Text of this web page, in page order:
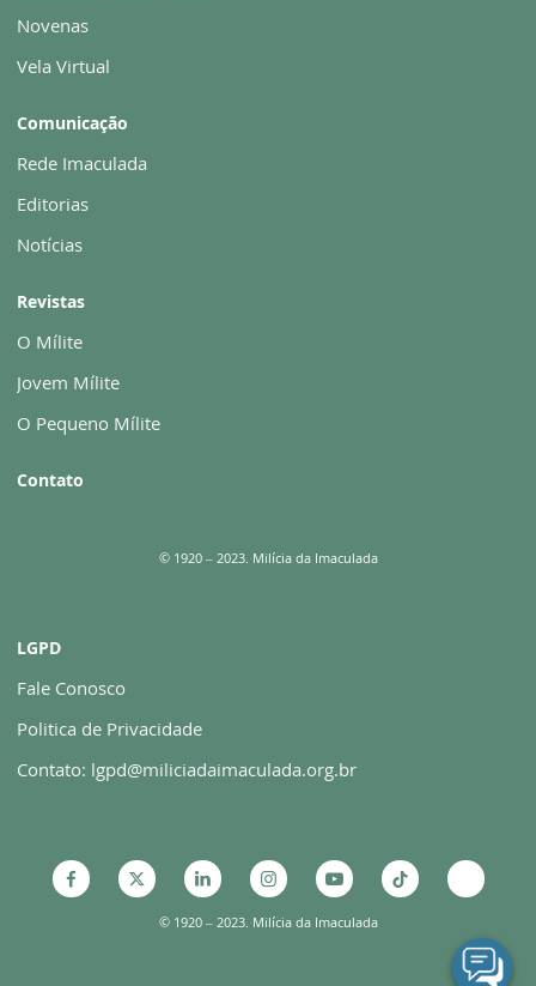
Novenas
Vela Virtual
Comunicação
Rede Imaculada
Editorias
Notícias
Revistas
O Mílite
Jovem Mílite
O Pequeno Mílite
Contato
© 1920 – 2023. Milícia da Imaculada
LGPD
Fale Conosco
Politica de Privacidade
Contato: lgpd@miliciadaimaculada.org.br
© 1920 – 2023. Milícia da Imaculada